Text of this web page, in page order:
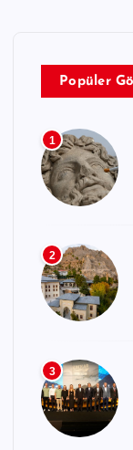
Popüler
1
2
3